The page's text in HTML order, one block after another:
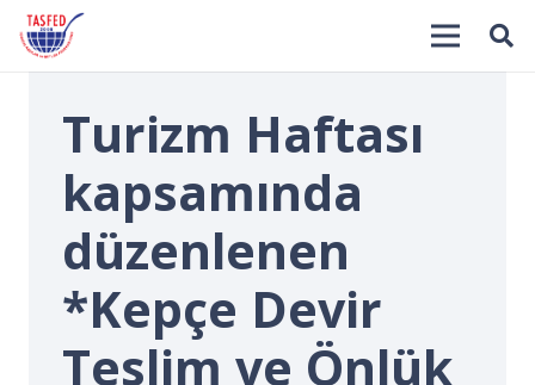
Turizm Haftası
kapsamında
düzenlenen
*Kepçe Devir
Teslim ve Önlük